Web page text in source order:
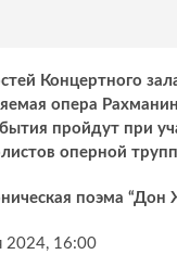
Концертного
опера
пройдут при
оперной
поэма
2024, 16:00